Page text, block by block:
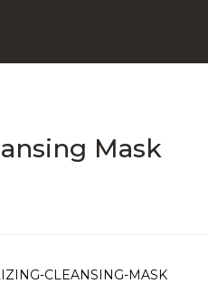
Mask
CLEANSING-MASK